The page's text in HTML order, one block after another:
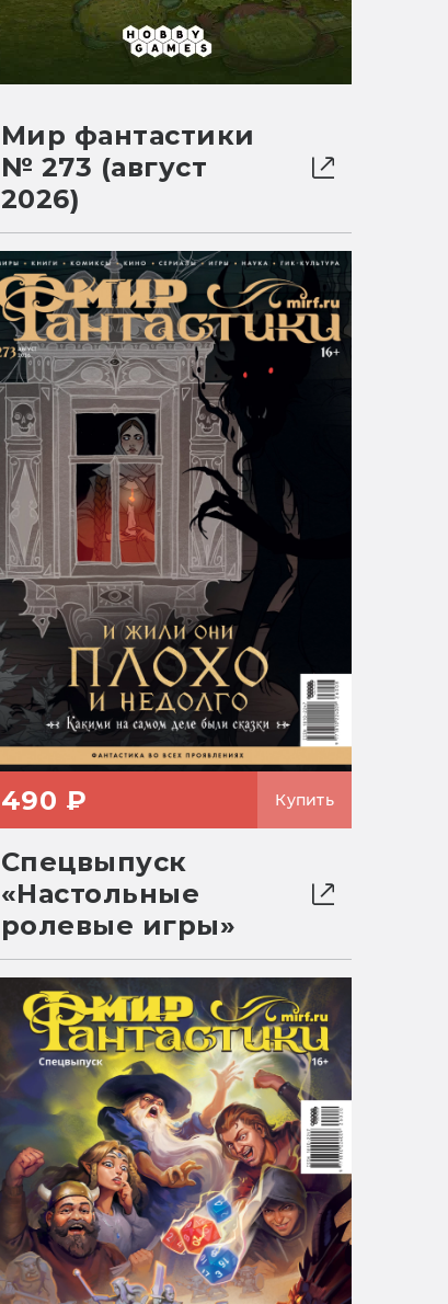
Мир фантастики
№ 273 (август
2026)
490 ₽ Купить
Спецвыпуск
«Настольные
ролевые игры»